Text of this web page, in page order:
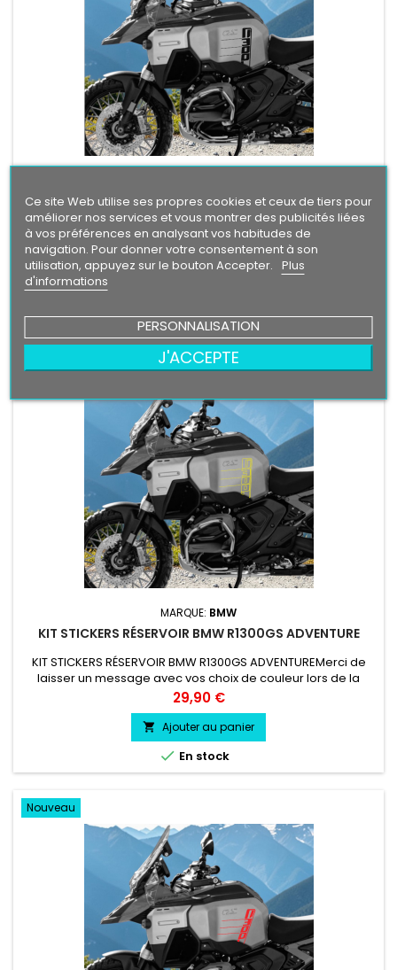
KIT STICKERS RÉSERVOIR BMW R1300GS ADVENTURE
KIT STICKERS RÉSERVOIR BMW R1300GS ADVENTUREMerci de
laisser un message avec vos choix de couleur lors de la
commande COULEUR AU CHOIX vinyle professionnel très
résistant résiste a l'eau, essence, chaleur, froid.
Prix
29,90 €
En stock
Nouveau
MARQUE: BMW
KIT STICKERS RÉSERVOIR BMW R1300GS ADVENTURE
KIT STICKERS RÉSERVOIR BMW R1300GS ADVENTUREMerci de
laisser un message avec vos choix de couleur lors de la
commande COULEUR AU CHOIX vinyle professionnel très
résistant résiste a l'eau, essence, chaleur, froid.
Prix
29,90 €
 Ajouter au panier
 En stock
Nouveau
Ce site Web utilise ses propres cookies et ceux de tiers pour
améliorer nos services et vous montrer des publicités liées
à vos préférences en analysant vos habitudes de
navigation. Pour donner votre consentement à son
utilisation, appuyez sur le bouton Accepter. Plus
d'informations
PERSONNALISATION
J'ACCEPTE